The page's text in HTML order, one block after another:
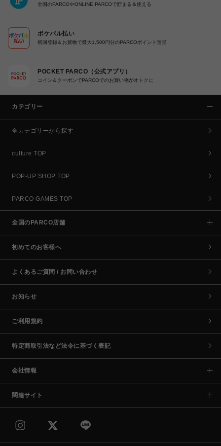
全国のPARCOやONLINE PARCOで貯まる＆使える
ポケパル払い
初回登録＆お買物で最大1,500円分のPARCOポイント進呈
POCKET PARCO（公式アプリ）
コイン＆クーポンでPARCOでのお買い物がオトクに
カテゴリー
全カテゴリーから探す
culture TOP
POP-UP SHOP TOP
PARCO GAMES TOP
全国のPARCO店舗
初めてのお客様へ
よくあるご質問 / お問い合わせ
お知らせ
ご利用規約
特定商取引法など法令に基づく表記
会社情報
関連サイト